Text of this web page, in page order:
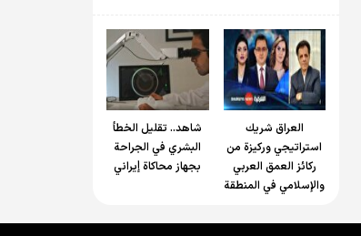
العراق شريك
استراتيجي وركيزة من
ركائز العمق العربي
والإسلامي في المنطقة
شاهد.. تقليل الخطأ
البشري في الجراحة
بجهاز محاكاة إيراني